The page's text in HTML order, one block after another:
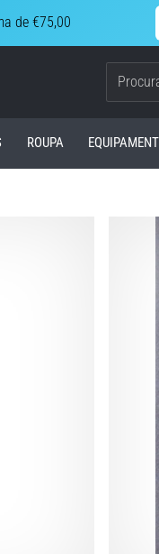
de €75,00
ROUPA